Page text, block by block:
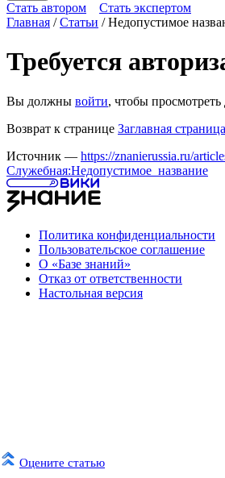
Стать автором Стать экспертом
Оцените статью
Главная /Статьи /Недопустимое
Требуется
Вы должны войти, чтобы
Возврат к странице Заглавная страница
Источник — https://znanierussia.ru/
Служебная:Недопустимое_название
Политика конфиденциальности
Пользовательское соглашение
О «Базе знаний»
Отказ от ответственности
Настольная версия